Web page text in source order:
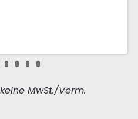
keine MwSt./Verm.